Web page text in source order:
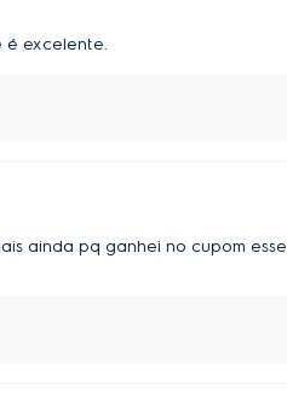
é excelente.
ainda pq ganhei no cupom esse